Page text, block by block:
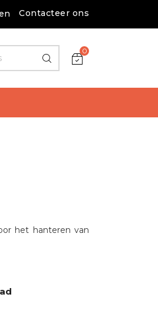
Contacteer ons
0
het hanteren van